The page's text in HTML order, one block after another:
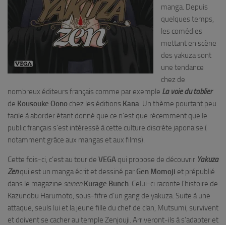
manga. Depuis
quelques temps,
les comédies
mettant en scène
des yakuza sont
une tendance
chez de
nombreux éditeurs français comme par exemple La voie du tablier
de Kousouke Oono chez les éditions Kana. Un thème pourtant peu
facile à aborder étant donné que ce n’est que récemment que le
public français s’est intéressé à cette culture discrète japonaise (
notamment grâce aux mangas et aux films).
Cette fois-ci, c’est au tour de VEGA qui propose de découvrir Yakuza
Zenqui est un manga écrit et dessiné par Gen Momoji et prépublié
dans le magazine seinenKurage Bunch. Celui-ci raconte l’histoire de
Kazunobu Harumoto, sous-fifre d’un gang de yakuza. Suite à une
attaque, seuls lui et la jeune fille du chef de clan, Mutsumi, survivent
et doivent se cacher au temple Zenjouji. Arriveront-ils à s’adapter et